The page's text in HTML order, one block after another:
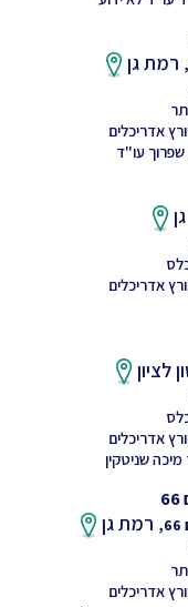
רמת גן
אדריכלים
שפרוך עו"ד
אדריכלים
לציון
אדריכלים
שניטקין
רמת גן
אדריכלים